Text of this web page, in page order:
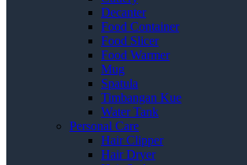
Decanter
Food Container
Food Slicer
Food Warmer
Mug
Spatula
Timbangan Kue
Water Tank
Personal Care
Hair Clipper
Hair Dryer